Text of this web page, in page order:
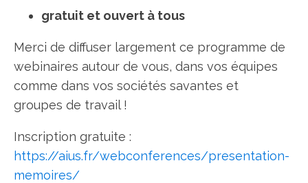
gratuit et ouvert à tous
Merci de diffuser largement ce programme de
webinaires autour de vous, dans vos équipes
comme dans vos sociétés savantes et
groupes de travail !
Inscription gratuite :
https://aius.fr/webconferences/presentation-
memoires/